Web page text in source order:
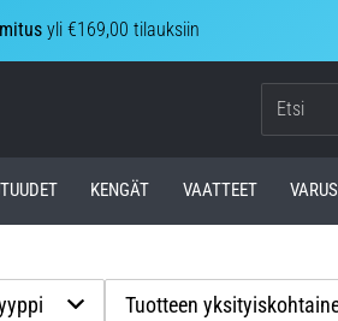
yli €169,00 tilauksiin
KENGÄT VAATTEET
Tuotteen